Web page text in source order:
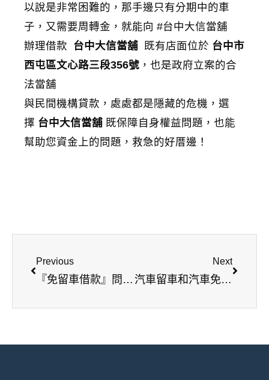
以說是非常困難的，那手邊只有分期中的車
子，又需要周轉金，就能向 #台中大信當舖
辦理借款 台中大信當舖 既有店面位於 台中市
西屯區文心路三段356號 ，也是政府立案的合
法當舖
與民間機構貸款，處處都是隱藏的危機，選
擇 台中大信當舖 既保障自身權益問題，也能
幫助您資金上的問題，救急的好厝邊！
Previous
『免留車借款』問與答
Next
汽車留車和汽車免留車的差異為何？